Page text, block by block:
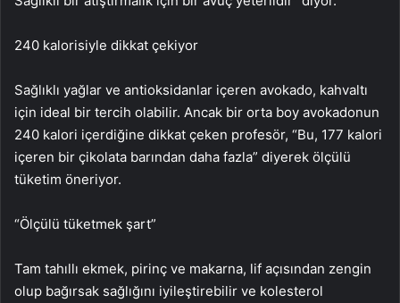
240 kalorisiyle dikkat çekiyor
Sağlıklı yağlar ve antioksidanlar içeren avokado, kahvaltı
için ideal bir tercih olabilir. Ancak bir orta boy avokadonun
240 kalori içerdiğine dikkat çeken profesör, “Bu, 177 kalori
içeren bir çikolata barından daha fazla” diyerek ölçülü
tüketim öneriyor.
“Ölçülü tüketmek şart”
Tam tahıllı ekmek, pirinç ve makarna, lif açısından zengin
olup bağırsak sağlığını iyileştirebilir ve kolesterol